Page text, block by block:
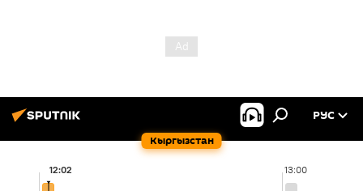
Кыргызстан
РУС
13:00
12:02